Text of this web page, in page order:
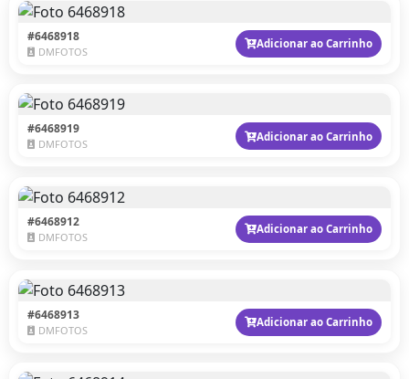
#6468918
DMFOTOS
Adicionar ao Carrinho
#6468919
DMFOTOS
Adicionar ao Carrinho
#6468912
DMFOTOS
Adicionar ao Carrinho
#6468913
DMFOTOS
Adicionar ao Carrinho